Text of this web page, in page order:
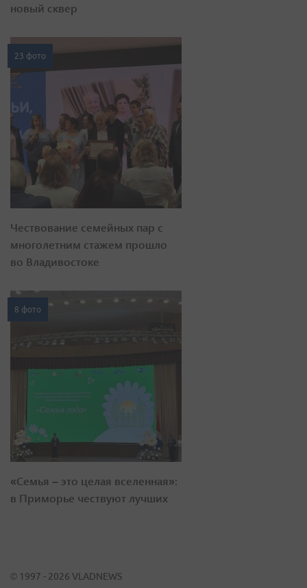
новый сквер
23 фото
Чествование семейных пар с
многолетним стажем прошло
во Владивостоке
8 фото
«Семья – это целая вселенная»:
в Приморье чествуют лучших
© 1997 - 2026 VLADNEWS